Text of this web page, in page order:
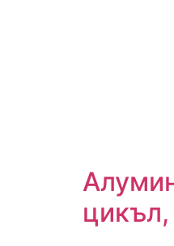
цикъл,